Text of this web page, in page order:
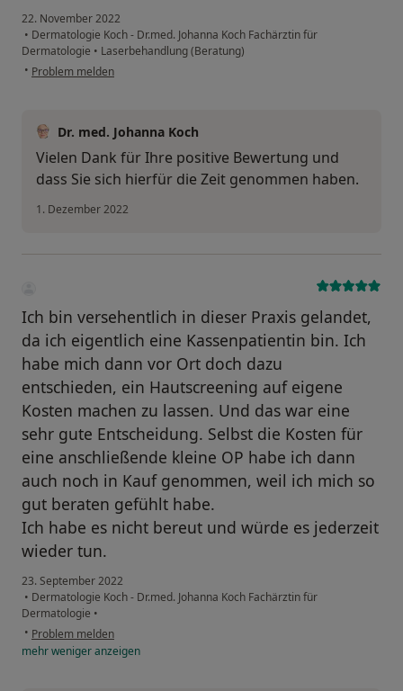
22. November 2022
• Dermatologie Koch - Dr.med. Johanna Koch Fachärztin für
Dermatologie • Laserbehandlung (Beratung)
• Problem melden
Dr. med. Johanna Koch
Vielen Dank für Ihre positive Bewertung und
dass Sie sich hierfür die Zeit genommen haben.
1. Dezember 2022
Ich bin versehentlich in dieser Praxis gelandet,
da ich eigentlich eine Kassenpatientin bin. Ich
habe mich dann vor Ort doch dazu
entschieden, ein Hautscreening auf eigene
Kosten machen zu lassen. Und das war eine
sehr gute Entscheidung. Selbst die Kosten für
eine anschließende kleine OP habe ich dann
auch noch in Kauf genommen, weil ich mich so
gut beraten gefühlt habe.
Ich habe es nicht bereut und würde es jederzeit
wieder tun.
23. September 2022
• Dermatologie Koch - Dr.med. Johanna Koch Fachärztin für
Dermatologie •
• Problem melden
mehrwenigeranzeigen